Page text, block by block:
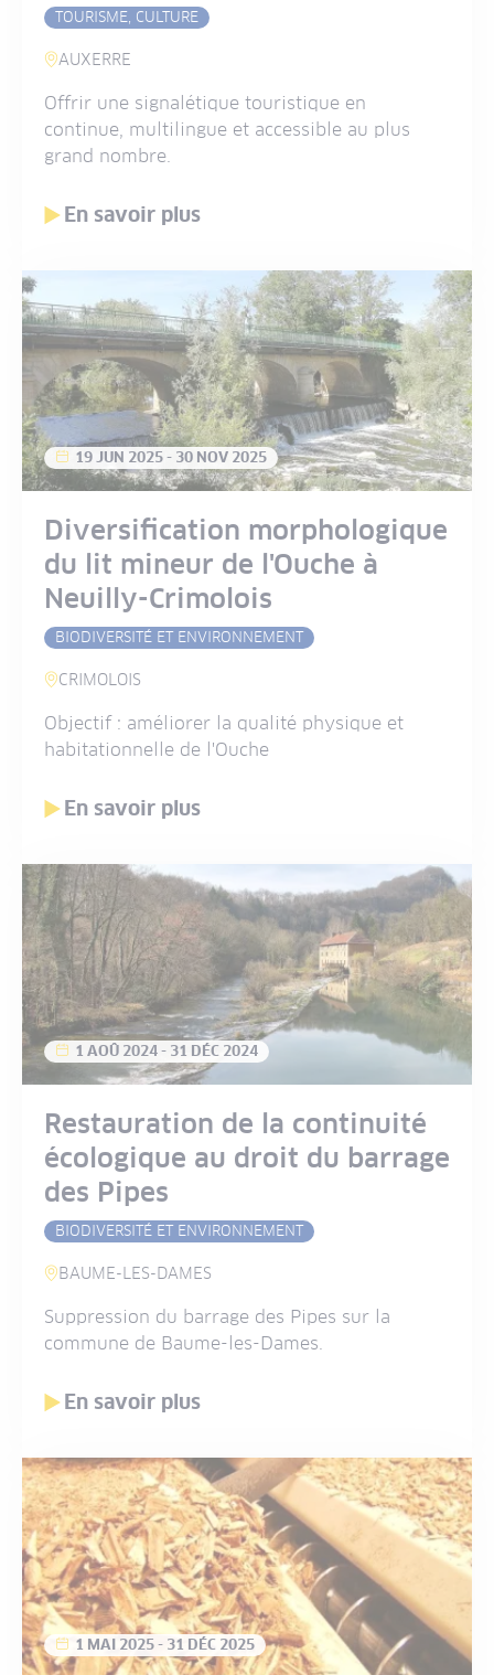
TOURISME, CULTURE
AUXERRE
Offrir une signalétique touristique en
continue, multilingue et accessible au plus
grand nombre.
En savoir plus
19 JUN 2025- 30 NOV 2025
Diversification morphologique
du lit mineur de l'Ouche à
Neuilly-Crimolois
BIODIVERSITÉ ET ENVIRONNEMENT
CRIMOLOIS
Objectif : améliorer la qualité physique et
habitationnelle de l'Ouche
En savoir plus
1 AOÛ 2024- 31 DÉC 2024
Restauration de la continuité
écologique au droit du barrage
des Pipes
BIODIVERSITÉ ET ENVIRONNEMENT
BAUME-LES-DAMES
Suppression du barrage des Pipes sur la
commune de Baume-les-Dames.
En savoir plus
1 MAI 2025- 31 DÉC 2025